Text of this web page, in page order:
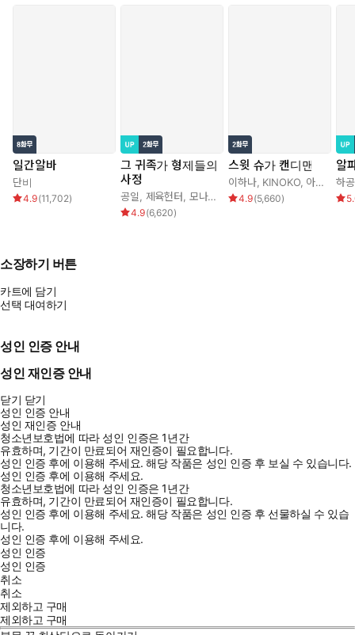
일간알바
단비
4.9(11,702)
그 귀족가 형제들의
사정
공일, 제육헌터, 모나글로리아
4.9(6,620)
스윗 슈가 캔디맨
이하나, KINOKO, 아르카나
4.9(5,660)
알
하공
소장하기 버튼
카트에 담기
선택 대여하기
성인 인증 안내
성인 재인증 안내
닫기 닫기
성인 인증 안내
성인 재인증 안내
청소년보호법에 따라 성인 인증은 1년간
유효하며, 기간이 만료되어 재인증이 필요합니다.
성인 인증 후에 이용해 주세요.해당 작품은 성인 인증 후 보실 수 있습니다.
성인 인증 후에 이용해 주세요.
청소년보호법에 따라 성인 인증은 1년간
유효하며, 기간이 만료되어 재인증이 필요합니다.
성인 인증 후에 이용해 주세요.해당 작품은 성인 인증 후 선물하실 수 있습
니다.
성인 인증 후에 이용해 주세요.
성인 인증
성인 인증
취소
취소
제외하고 구매
제외하고 구매